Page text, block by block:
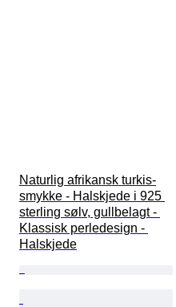
Naturlig afrikansk turkis-
smykke - Halskjede i 925
sterling sølv, gullbelagt -
Klassisk perledesign -
Halskjede